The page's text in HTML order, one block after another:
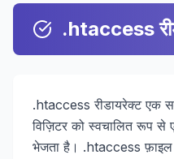
.htaccess
.htaccess रीडायरेक्ट एक
विज़िटर को स्वचालित रूप
भेजता है। .htaccess फ़ाइल